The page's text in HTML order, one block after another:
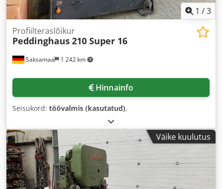
1 /3
Saksamaa 1 242 km
Profiilteraslõikur
Peddinghaus210 Super 16
Hinnainfo
Seisukord: töövalmis (kasutatud),
Väike kuulutus